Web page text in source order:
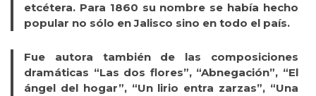
etcétera. Para 1860 su nombre se había hecho
popular no sólo en Jalisco sino en todo el país.
Fue autora también de las composiciones
dramáticas “Las dos flores”, “Abnegación”, “El
ángel del hogar”, “Un lirio entra zarzas”, “Una